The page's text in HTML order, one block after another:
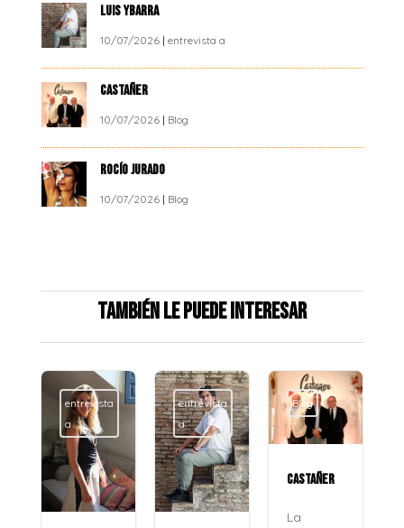
LUIS YBARRA
10/07/2026| entrevista a
CASTAÑER
10/07/2026| Blog
ROCÍO JURADO
10/07/2026| Blog
También le puede interesar
entrevista
a
entrevista
a
Blog
CASTAÑER
La